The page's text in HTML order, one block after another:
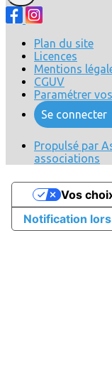
Plan du site
Licences
Mentions
CGUV
Paramétrer
Se connecter
Propulsé par
associations
Notification
Vos